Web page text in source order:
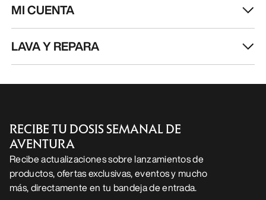
MI CUENTA
LAVA Y REPARA
RECIBE TU DOSIS SEMANAL DE
AVENTURA
Recibe actualizaciones sobre lanzamientos de
productos, ofertas exclusivas, eventos y mucho
más, directamente en tu bandeja de entrada.